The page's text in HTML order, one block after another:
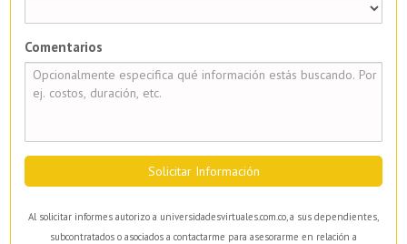
Comentarios
Solicitar Información
Al solicitar informes autorizo a universidadesvirtuales.com.co, a sus dependientes,
subcontratados o asociados a contactarme para asesorarme en relación a